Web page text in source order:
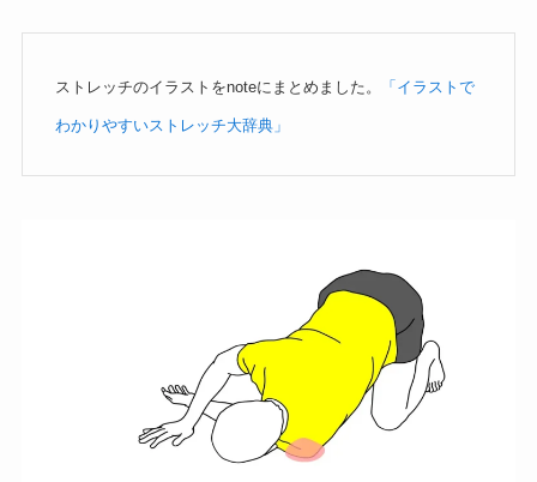
ストレッチのイラストをnoteにまとめました。 「イラストで
わかりやすいストレッチ大辞典」